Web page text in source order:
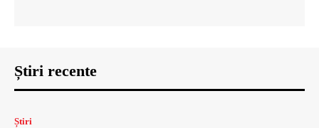
Știri recente
Știri